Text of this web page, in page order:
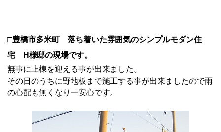
□豊橋市多米町 落ち着いた雰囲気のシンプルモダン住
宅 H様邸の現場です。
無事に上棟を迎える事が出来ました。
その日のうちに野地板まで施工する事が出来ましたので雨
の心配も無くなり一安心です。